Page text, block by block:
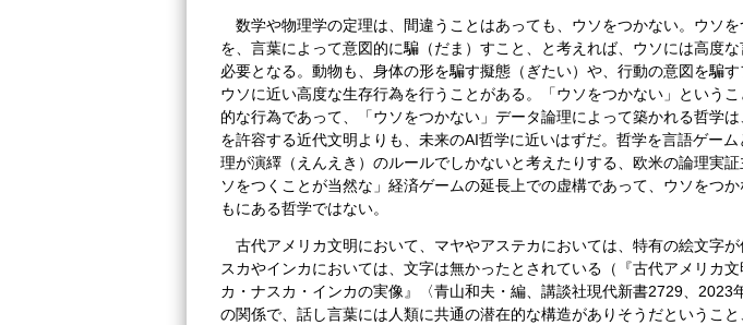
数学や物理学の定理は、間違うことはあっても、ウソをつかない。ウソを
を、言葉によって意図的に騙（だま）すこと、と考えれば、ウソには高度
必要となる。動物も、身体の形を騙す擬態（ぎたい）や、行動の意図を騙す
ウソに近い高度な生存行為を行うことがある。「ウソをつかない」という
的な行為であって、「ウソをつかない」データ論理によって築かれる哲学は
を許容する近代文明よりも、未来のAI哲学に近いはずだ。哲学を言語ゲー
理が演繹（えんえき）のルールでしかないと考えたりする、欧米の論理実
ソをつくことが当然な」経済ゲームの延長上での虚構であって、ウソをつか
もにある哲学ではない。
古代アメリカ文明において、マヤやアステカにおいては、特有の絵文字
スカやインカにおいては、文字は無かったとされている（『古代アメリカ
カ・ナスカ・インカの実像』〈青山和夫・編、講談社現代新書2729、2023
の関係で、話し言葉には人類に共通の潜在的な構造がありそうだというこ